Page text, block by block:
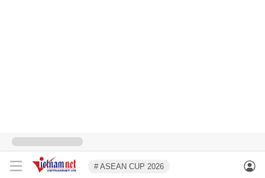
# ASEAN CUP 2026